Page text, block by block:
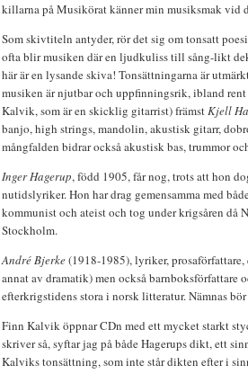
killarna på Musikörat känner min musiksmak vid
Som skivtiteln antyder, rör det sig om tonsatt
ofta blir musiken där en ljudkuliss till sång-likt
här är en lysande skiva! Tonsättningarna är
musiken är njutbar och uppfinningsrik, ibland
Kalvik, som är en skicklig gitarrist) främstKjell
banjo, high strings, mandolin, akustisk gitarr,
mångfalden bidrar också akustisk bas, trummor
Inger Hagerup, född 1905, får nog, trots att hon
nutidslyriker. Hon har drag gemensamma med
kommunist och ateist och tog under krigsåren
Stockholm.
André Bjerke(1918-1985), lyriker, prosaförfattare,
annat av dramatik) men också barnboksförfattare
efterkrigstidens stora i norsk litteratur. Nämnas
Finn Kalvik öppnar CDn med ett mycket starkt
skriver så, syftar jag på både Hagerups dikt, ett
Kalviks tonsättning, som inte står dikten efter i